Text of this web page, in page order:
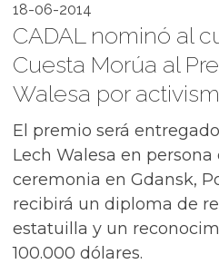
18-06-2014
CADAL nominó al
Cuesta Morúa al
Walesa por
El premio será
Lech Walesa en
ceremonia en Gdansk,
recibirá un diploma de
estatuilla y un
100.000 dólares.